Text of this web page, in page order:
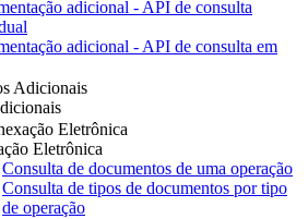
adicional - API de consulta
adicional - API de consulta em
Adicionais
Eletrônica
Eletrônica
Consulta de documentos de uma operação
Consulta de tipos de documentos por tipo
de operação